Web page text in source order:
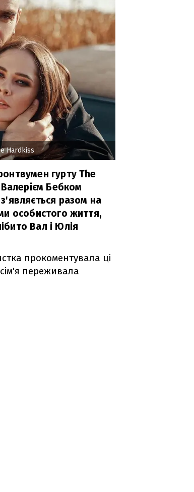
Hardkiss
гурту The
Бебком
разом на
особистого життя,
Вал і Юлія
прокоментувала ці
переживала